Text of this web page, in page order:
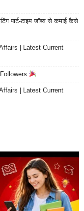
पार्ट-टाइम जॉब्स से कमाई कैसे
| Latest Current
| Latest Current